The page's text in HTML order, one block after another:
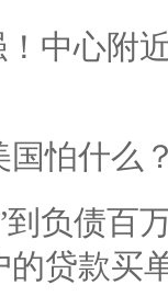
中心附
国怕什么
到负债百
贷款买